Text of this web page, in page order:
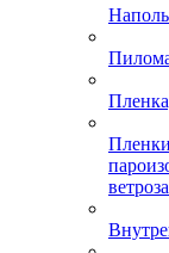
Пленки